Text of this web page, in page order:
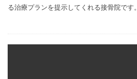
る治療プランを提示してくれる接骨院です。